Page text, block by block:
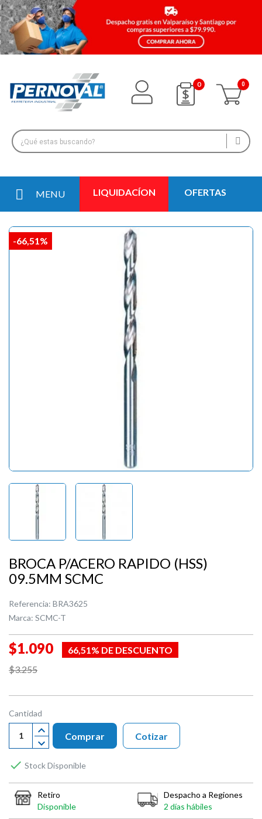
0
MENU LIQUIDACÍON OFERTAS
-66,51%
BROCA P/ACERO RAPIDO (HSS)
09.5MM SCMC
Referencia: BRA3625
Marca: SCMC-T
$1.090
66,51% DE DESCUENTO
$3.255
Cantidad
Comprar
 Stock Disponible
Cotizar
Retiro
Disponible
Despacho a Regiones
2 días hábiles